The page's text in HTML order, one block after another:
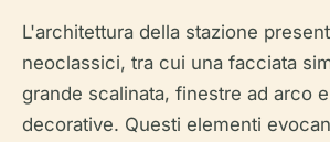
L'architettura della stazione
neoclassici, tra cui una facciata
grande scalinata, finestre ad arco
decorative. Questi elementi